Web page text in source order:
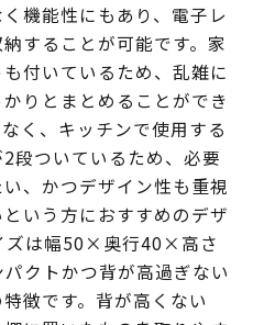
機能性にもあり、電子レ
することが可能です。家
付いているため、乱雑に
りとまとめることができ
く、キッチンで使用する
段ついているため、必要
、かつデザイン性も重視
いう方におすすめのデザ
ズは幅50×奥行40×高さ
クトかつ背が高過ぎない
徴です。背が高くない